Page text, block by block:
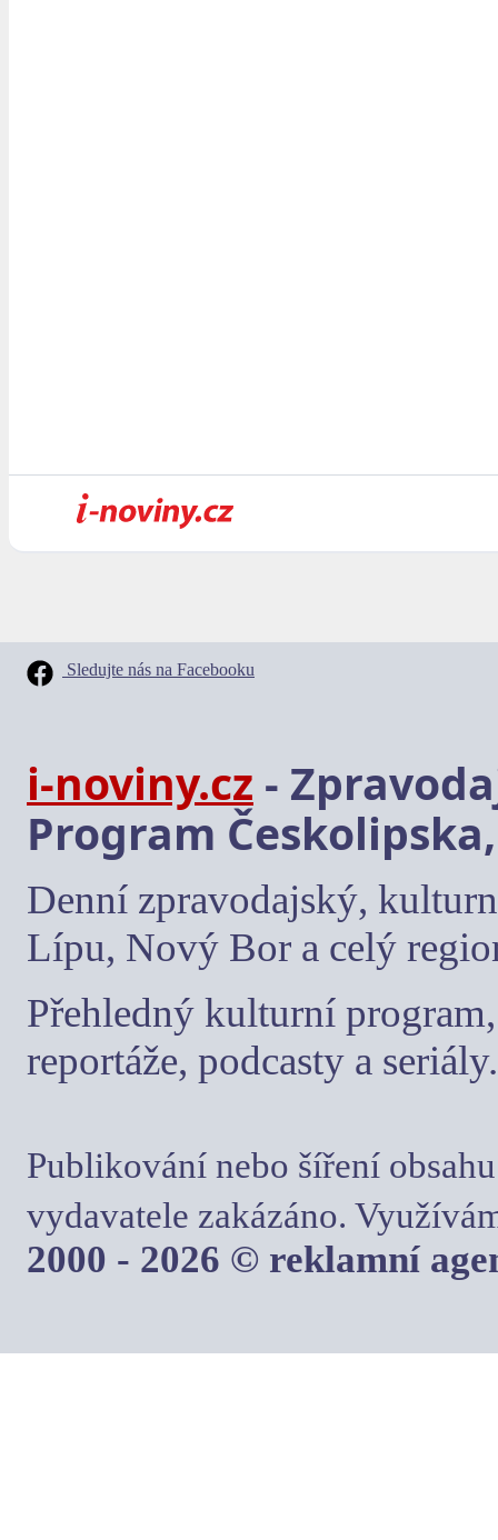
Sledujte nás na Facebooku
i-noviny.cz -
Program
Denní zpravodajský,
Lípu, Nový Bor a celý
Přehledný kulturní
reportáže, podcasty a seriály.
Publikování nebo šíření
vydavatele zakázáno.
2000 - 2026 © reklamní